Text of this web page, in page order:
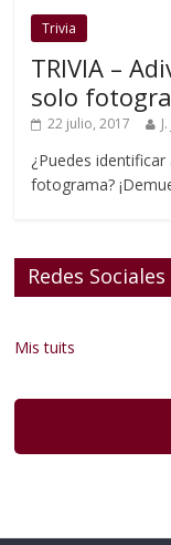
Trivia
TRIVIA –
solo
22 julio, 2017
¿Puedes
fotograma?
Redes Sociales
Mis tuits